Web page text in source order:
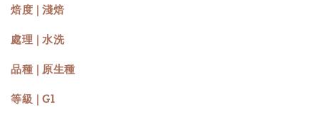
焙度 | 淺焙
處理 | 水洗
品種 | 原生種
等級 | G1